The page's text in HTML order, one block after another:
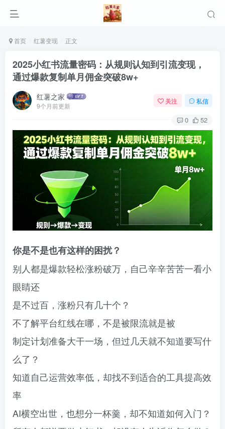
首页 红薯变现 正文
2025小红书流量密码：从规则认知到引流变现，
通过爆款复制单月佣金突破8w+
红薯之家
9个月前更新
关注 私信
0 52
你是不是也有这样的困扰？
别人都是爆款轻松涨粉破万，自己辛辛苦苦一看小
眼睛还
是不过百，涨粉只有几十个？
不了解平台红线在哪，不是被限流就是被
制定计划准备大干一场，但过几天就不知道要写什
么了？
知道自己运营效率低，却找不到适合的工具提高效
率
AI横空出世，也想分一杯羹，却不知道如何入门？